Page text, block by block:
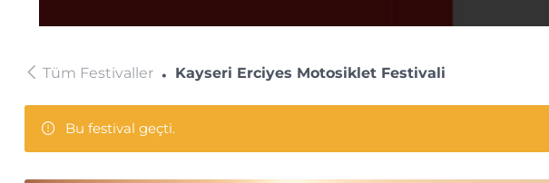
Tüm Festivaller Kayseri Erciyes Motosiklet Festivali
Bu festival geçti.